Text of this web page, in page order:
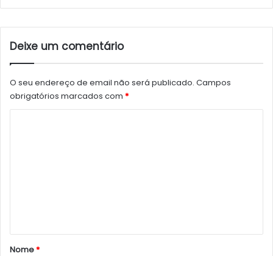
Deixe um comentário
O seu endereço de email não será publicado. Campos
obrigatórios marcados com *
r
Nome*